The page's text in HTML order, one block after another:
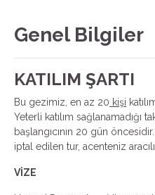
Genel Bilgiler
KATILIM ŞARTI
Bu gezimiz, en az 20 kişi
Yeterli katılım
başlangıcının 20 gün
iptal edilen tur, acenteniz
VİZE